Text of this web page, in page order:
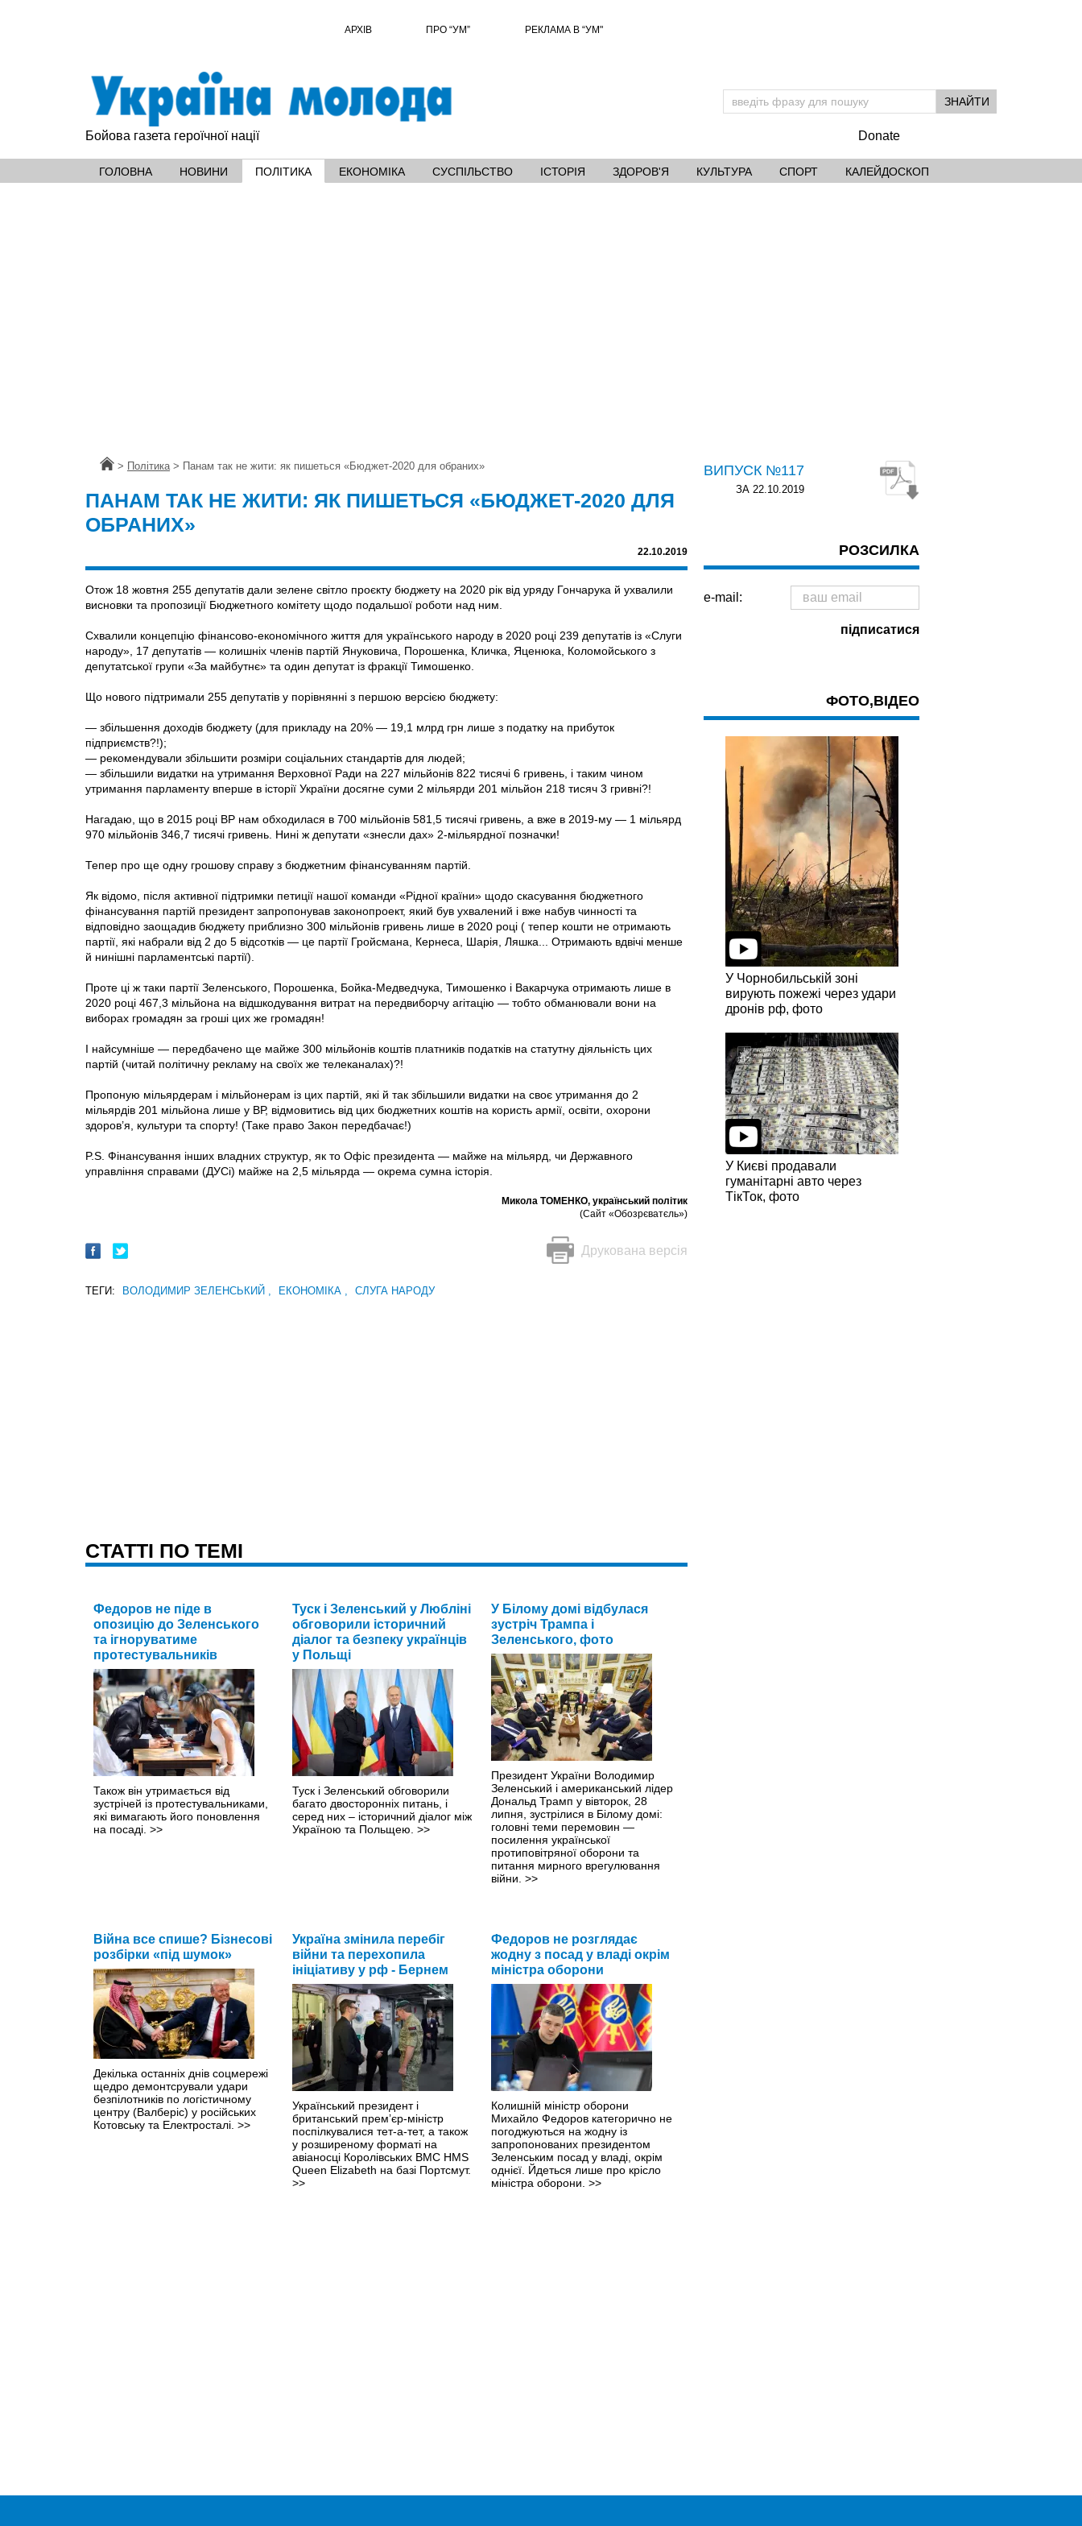
АРХІВ ПРО “УМ” РЕКЛАМА В “УМ"
Бойова газета героїчної нації Donate
ГОЛОВНА НОВИНИ ПОЛІТИКА ЕКОНОМІКА СУСПІЛЬСТВО ІСТОРІЯ ЗДОРОВ'Я КУЛЬТУРА СПОРТ КАЛЕЙДОСКОП
Головна
> Політика > Панам так не жити: як пишеться «Бюджет-2020 для обраних»
ПАНАМ ТАК НЕ ЖИТИ: ЯК ПИШЕТЬСЯ «БЮДЖЕТ-2020 ДЛЯ
ОБРАНИХ»
22.10.2019
Отож 18 жовтня 255 депутатів дали зелене світло проєкту бюджету на 2020 рік від уряду Гончарука й ухвалили
висновки та пропозиції Бюджетного комітету щодо подальшої роботи над ним.
Схвалили концепцію фінансово-економічного життя для українського народу в 2020 році 239 депутатів із «Слуги
народу», 17 депутатів — колишніх членів партій Януковича, Порошенка, Кличка, Яценюка, Коломойського з
депутатської групи «За майбутнє» та один депутат із фракції Тимошенко.
Що нового підтримали 255 депутатів у порівнянні з першою версією бюджету:
— збільшення доходів бюджету (для прикладу на 20% — 19,1 млрд грн лише з податку на прибуток
підприємств?!);
— рекомендували збільшити розміри соціальних стандартів для людей;
— збільшили видатки на утримання Верховної Ради на 227 мільйонів 822 тисячі 6 гривень, і таким чином
утримання парламенту вперше в історії України досягне суми 2 мільярди 201 мільйон 218 тисяч 3 гривні?!
Нагадаю, що в 2015 році ВР нам обходилася в 700 мільйонів 581,5 тисячі гривень, а вже в 2019-му — 1 мільярд
970 мільйонів 346,7 тисячі гривень. Нині ж депутати «знесли дах» 2-мільярдної позначки!
Тепер про ще одну грошову справу з бюджетним фінансуванням партій.
Як відомо, після активної підтримки петиції нашої команди «Рідної країни» щодо скасування бюджетного
фінансування партій президент запропонував законопроект, який був ухвалений і вже набув чинності та
відповідно заощадив бюджету приблизно 300 мільйонів гривень лише в 2020 році ( тепер кошти не отримають
партії, які набрали від 2 до 5 відсотків — це партії Гройсмана, Кернеса, Шарія, Ляшка... Отримають вдвічі менше
й нинішні парламентські партії).
Проте ці ж таки партії Зеленського, Порошенка, Бойка-Медведчука, Тимошенко і Вакарчука отримають лише в
2020 році 467,3 мільйона на відшкодування витрат на передвиборчу агітацію — тобто обманювали вони на
виборах громадян за гроші цих же громадян!
І найсумніше — передбачено ще майже 300 мільйонів коштів платників податків на статутну діяльність цих
партій (читай політичну рекламу на своїх же телеканалах)?!
Пропоную мільярдерам і мільйонерам із цих партій, які й так збільшили видатки на своє утримання до 2
мільярдів 201 мільйона лише у ВР, відмовитись від цих бю­джетних коштів на користь армії, освіти, охорони
здоров’я, культури та спорту! (Таке право Закон передбачає!)
P.S. Фінансування інших владних структур, як то Офіс президента — майже на мільярд, чи Державного
управління справами (ДУСі) майже на 2,5 мільярда — окрема сумна історія.
Микола ТОМЕНКО, український політик
(Сайт «Обозрєватєль»)
Друкована версія
ТЕГИ: ВОЛОДИМИР ЗЕЛЕНСЬКИЙ ЕКОНОМІКА СЛУГА НАРОДУ
CТАТТІ ПО ТЕМІ
Федоров не піде в
опозицію до Зеленського
та ігноруватиме
протестувальників
Також він утримається від
зустрічей із протестувальниками,
які вимагають його поновлення
на посаді. >>
Туск і Зеленський у Любліні
обговорили історичний
діалог та безпеку українців
у Польщі
Туск і Зеленський обговорили
багато двосторонніх питань, і
серед них – історичний діалог між
Україною та Польщею. >>
У Білому домі відбулася
зустріч Трампа і
Зеленського, фото
Президент України Володимир
Зеленський і американський лідер
Дональд Трамп у вівторок, 28
липня, зустрілися в Білому домі:
головні теми перемовин —
посилення української
протиповітряної оборони та
питання мирного врегулювання
війни. >>
Війна все спише? Бізнесові
розбірки «під шумок»
Декілька останніх днів соцмережі
щедро демонтсрували удари
безпілотників по логістичному
центру (Валберіс) у російських
Котовську та Електросталі. >>
Україна змінила перебіг
війни та перехопила
ініціативу у рф - Бернем
Український президент і
британський прем’єр-міністр
поспілкувалися тет-а-тет, а також
у розширеному форматі на
авіаносці Королівських ВМС HMS
Queen Elizabeth на базі Портсмут.
>>
Федоров не розглядає
жодну з посад у владі окрім
міністра оборони
Колишній міністр оборони
Михайло Федоров категорично не
погоджуються на жодну із
запропонованих президентом
Зеленським посад у владі, окрім
однієї. Йдеться лише про крісло
міністра оборони. >>
ВИПУСК №117
ЗА 22.10.2019
РОЗСИЛКА
e-mail:
ФОТО,ВІДЕО
У Чорнобильській зоні
вирують пожежі через удари
дронів рф, фото
У Києві продавали
гуманітарні авто через
ТікТок, фото